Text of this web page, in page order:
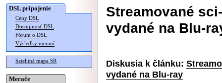
DSL pripojenie
Ceny DSL
Dostupnosť DSL
Fórum o DSL
Výsledky meraní
Satelitná mapa SR
Merače
Streamované
vydané na Blu-
Diskusia k článku:
vydané na Blu-ray